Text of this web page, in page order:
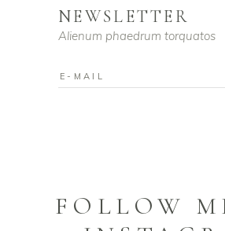
NEWSLETTER
Alienum phaedrum torquatos
FOLLOW